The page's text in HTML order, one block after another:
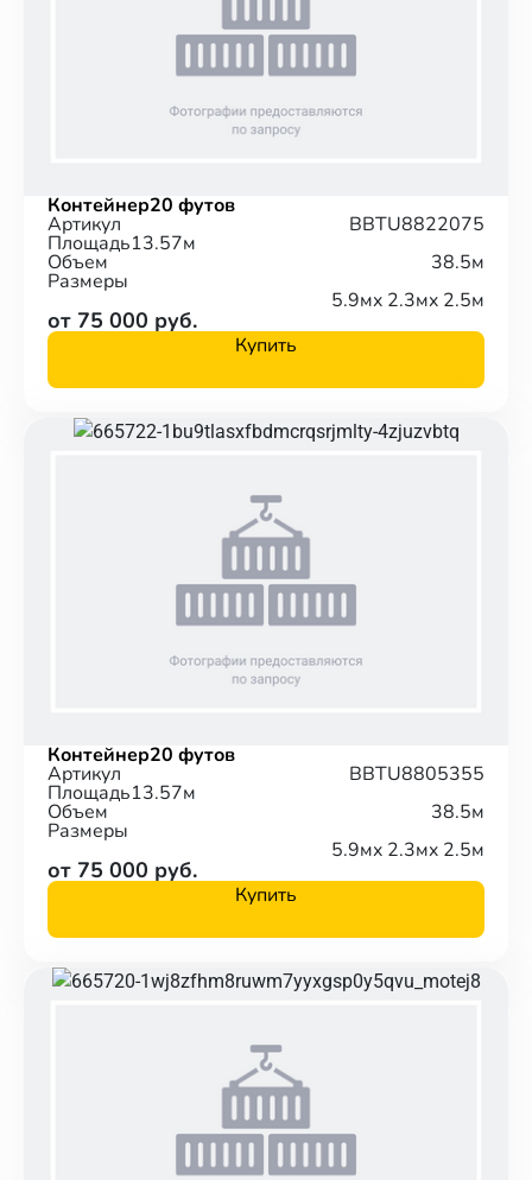
Контейнер20 футов
Артикул BBTU8822075
Площадь13.57м
Объем 38.5м
Размеры
5.9мx 2.3мx 2.5м
от 75 000 руб.
Купить
Контейнер20 футов
Артикул BBTU8805355
Площадь13.57м
Объем 38.5м
Размеры
5.9мx 2.3мx 2.5м
от 75 000 руб.
Купить